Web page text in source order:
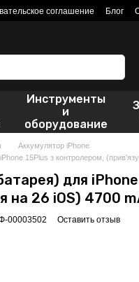
соглашение Блог
Инструменты
и
оборудование
Аккумулятор iPhone
15Plus з контролером,
для
на 26 iOS) 4700
00003502 Оставить отзыв